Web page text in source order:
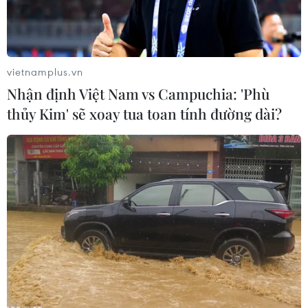
''Ngôi trường xác sống'' (All of us are dead) - webtoon nổi tiếng
của Hàn Quốc được chuyển thể thành công sang dạng phim
dài tập, được Netflix sản xuất và phát sóng độc quyền. (Ảnh
Hàn Quốc rất quan tâm đến thị thường
webtoon, hoạt hình của Việt Nam. Đây là thông
tin được Cơ quan Sáng tạo nội dung Hàn Quốc
vietnamplus.vn
Nhận định Việt Nam vs Campuchia: 'Phù
thủy Kim' sẽ xoay tua toan tính đường dài?